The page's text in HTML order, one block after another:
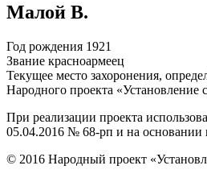
Малой В.
Год рождения 1921
Звание красноармеец
Текущее место захоронения,
Народного проекта «Установление
При реализации проекта
05.04.2016 № 68-рп и на основании
© 2016 Народный проект